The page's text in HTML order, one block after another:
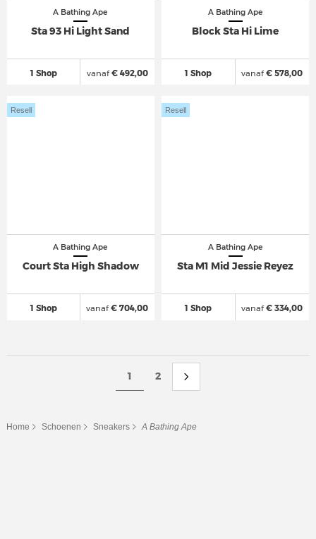
A Bathing Ape
Sta 93 Hi Light Sand
1 Shop vanaf€ 492,00
A Bathing Ape
Block Sta Hi Lime
1 Shop vanaf€ 578,00
A Bathing Ape
Court Sta High Shadow
1 Shop
Resell
vanaf€ 704,00
A Bathing Ape
Sta M1 Mid Jessie Reyez
1 Shop
Resell
vanaf€ 334,00
1 2
Home Schoenen Sneakers A Bathing Ape